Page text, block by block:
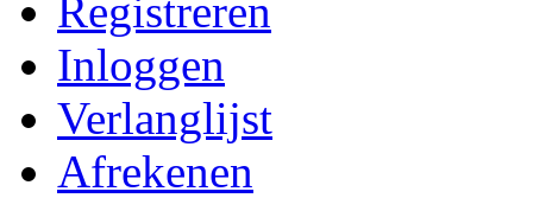
Registreren
Inloggen
Verlanglijst
Afrekenen